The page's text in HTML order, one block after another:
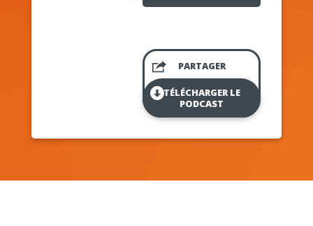
PARTAGER
TÉLÉCHARGER LE
PODCAST